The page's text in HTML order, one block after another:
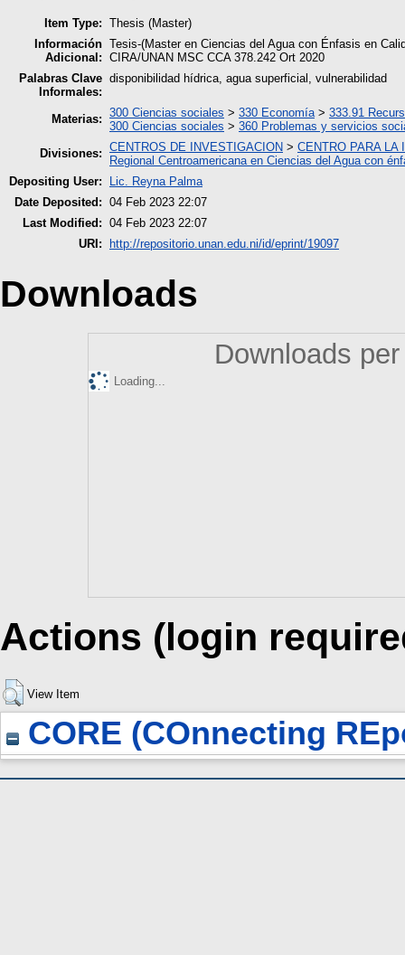
Item Type: Thesis (Master)
Información
Adicional:
Tesis-(Master en Ciencias del Agua con Énfasis en
CIRA/UNAN MSC CCA 378.242 Ort 2020
Palabras Clave
Informales:
disponibilidad hídrica, agua superficial, vulnerabilidad
Materias: 300 Ciencias sociales > 330 Economía > 333.91
300 Ciencias sociales > 360 Problemas y servicios
Divisiones: CENTROS DE INVESTIGACION > CENTRO PARA LA
Regional Centroamericana en Ciencias del Agua con
Depositing User:
Lic. Reyna Palma
Date Deposited: 04 Feb 2023 22:07
Last Modified: 04 Feb 2023 22:07
URI:
http://repositorio.unan.edu.ni/id/eprint/19097
Downloads
Downloads
Loading...
Actions (login
View Item
CORE (COnnecting